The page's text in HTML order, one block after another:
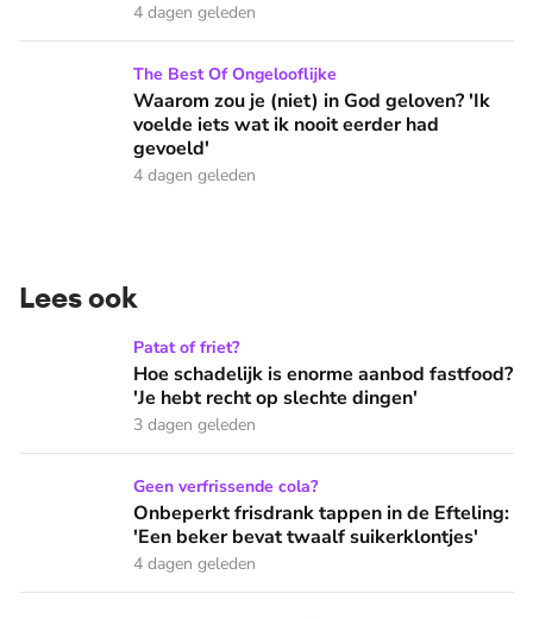
4 dagen geleden
Waarom zou je (niet) in God geloven? 'Ik voelde iets wat
The Best Of Ongelooflijke
Waarom zou je (niet) in God geloven? 'Ik
voelde iets wat ik nooit eerder had
gevoeld'
4 dagen geleden
Lees ook
Hoe schadelijk is enorme aanbod fastfood? 'Je hebt recht
Patat of friet?
Hoe schadelijk is enorme aanbod fastfood?
'Je hebt recht op slechte dingen'
3 dagen geleden
Onbeperkt frisdrank tappen in de Efteling: 'Een beker
Geen verfrissende cola?
Onbeperkt frisdrank tappen in de Efteling:
'Een beker bevat twaalf suikerklontjes'
4 dagen geleden